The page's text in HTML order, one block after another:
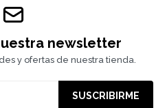
newsletter
y ofertas de nuestra tienda.
SUSCRIBIRME